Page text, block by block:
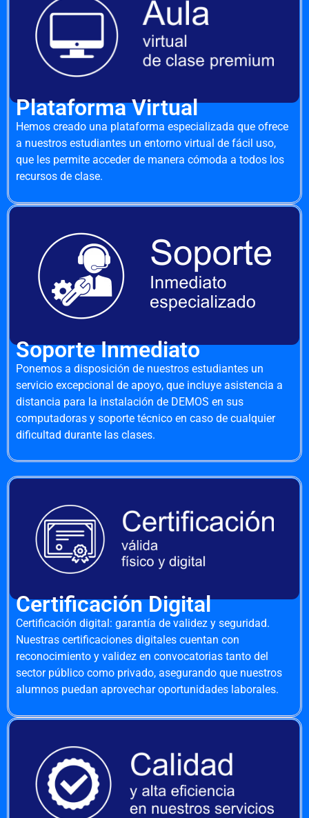
Plataforma Virtual
Hemos creado una plataforma especializada que ofrece
a nuestros estudiantes un entorno virtual de fácil uso,
que les permite acceder de manera cómoda a todos los
recursos de clase.
Soporte Inmediato
Ponemos a disposición de nuestros estudiantes un
servicio excepcional de apoyo, que incluye asistencia a
distancia para la instalación de DEMOS en sus
computadoras y soporte técnico en caso de cualquier
dificultad durante las clases.
Certificación Digital
Certificación digital: garantía de validez y seguridad.
Nuestras certificaciones digitales cuentan con
reconocimiento y validez en convocatorias tanto del
sector público como privado, asegurando que nuestros
alumnos puedan aprovechar oportunidades laborales.